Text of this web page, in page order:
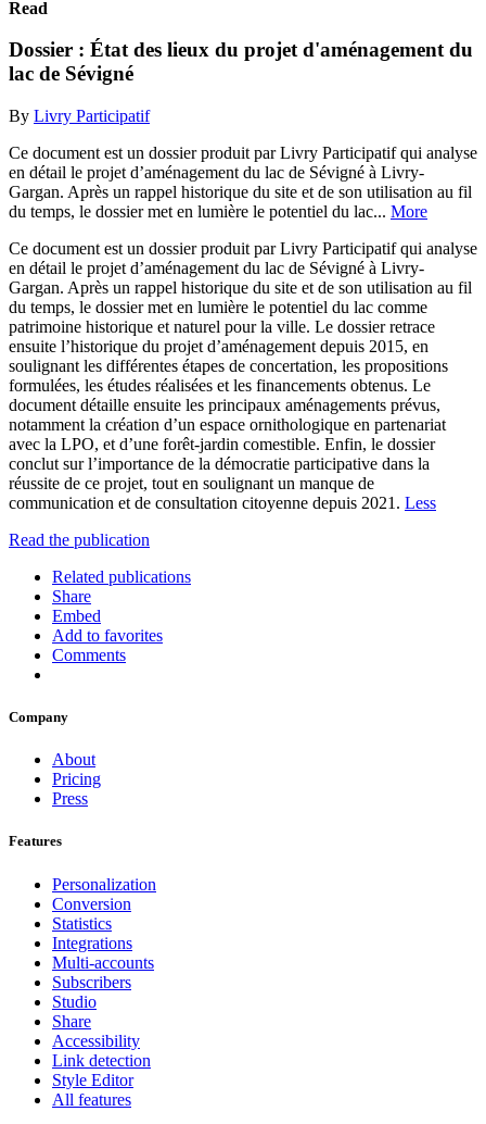
Read
Dossier : État des lieux du projet d'aménagement du
lac de Sévigné
By Livry Participatif
Ce document est un dossier produit par Livry Participatif qui analyse
en détail le projet d’aménagement du lac de Sévigné à Livry-
Gargan. Après un rappel historique du site et de son utilisation au fil
du temps, le dossier met en lumière le potentiel du lac... More
Ce document est un dossier produit par Livry Participatif qui analyse
en détail le projet d’aménagement du lac de Sévigné à Livry-
Gargan. Après un rappel historique du site et de son utilisation au fil
du temps, le dossier met en lumière le potentiel du lac comme
patrimoine historique et naturel pour la ville. Le dossier retrace
ensuite l’historique du projet d’aménagement depuis 2015, en
soulignant les différentes étapes de concertation, les propositions
formulées, les études réalisées et les financements obtenus. Le
document détaille ensuite les principaux aménagements prévus,
notamment la création d’un espace ornithologique en partenariat
avec la LPO, et d’une forêt-jardin comestible. Enfin, le dossier
conclut sur l’importance de la démocratie participative dans la
réussite de ce projet, tout en soulignant un manque de
communication et de consultation citoyenne depuis 2021. Less
Read the publication
Related publications
Share
Embed
Add to favorites
Comments
Company
About
Pricing
Press
Features
Personalization
Conversion
Statistics
Integrations
Multi-accounts
Subscribers
Studio
Share
Accessibility
Link detection
Style Editor
All features